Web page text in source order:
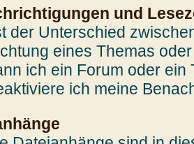
und
der Unterschied
eines Themas
ich ein Forum oder ein
ich meine